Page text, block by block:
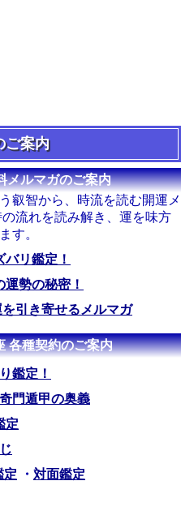
ご案内
メルマガのご案内
叡智から、時流を読む開運メ
流れを読み解き、運を味方
す。
リ鑑定！
勢の秘密！
引き寄せるメルマガ
各種契約のご案内
鑑定！
門遁甲の奥義
定
定 ・ 対面鑑定